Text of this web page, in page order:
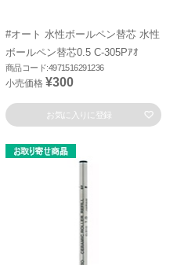
#オート 水性ボールペン替芯 水性
ボールペン替芯0.5 C-305Pｱｵ
商品コード:4971516291236
小売価格 ¥300
お気に入りに登録